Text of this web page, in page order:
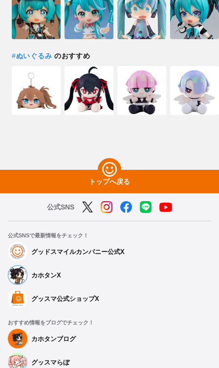
#ぬいぐるみ のおすすめ
トップへ戻る
公式SNS
公式SNSで最新情報をチェック！
グッドスマイルカンパニー公式X
カホタンX
グッスマ公式ショップX
おすすめ情報をブログでチェック！
カホタンブログ
グッスマらぼ